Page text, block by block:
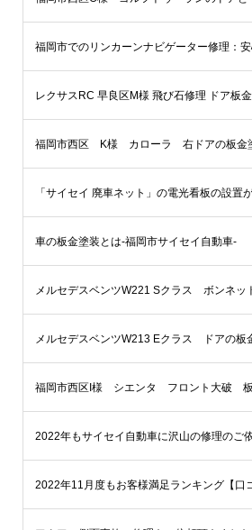
レクサスRC 早良区M様 飛び石修理 ドア板
福岡市西区 K様 カローラ 右ドアの板金
車の板金塗装とは-福岡市サイセイ自動車-
福岡市西区I様 シエンタ フロント大破 板